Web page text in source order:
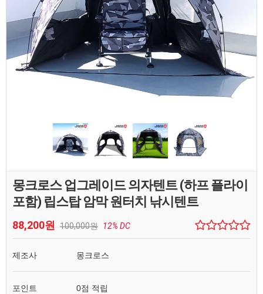
몽크로스 업그레이드 의자텐트 (하프 플라이
포함) 립스탑 암막 원터치 낚시텐트
88,200원 100,000원 12% DC
제조사 몽크로스
포인트
0점 적립